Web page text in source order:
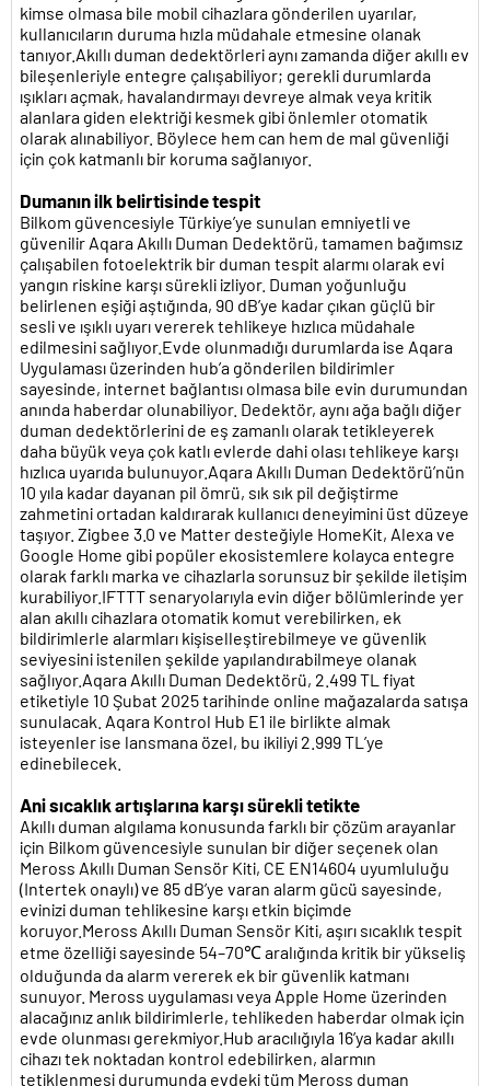
kimse olmasa bile mobil cihazlara gönderilen uyarılar,
kullanıcıların duruma hızla müdahale etmesine olanak
tanıyor.Akıllı duman dedektörleri aynı zamanda diğer akıllı ev
bileşenleriyle entegre çalışabiliyor; gerekli durumlarda
ışıkları açmak, havalandırmayı devreye almak veya kritik
alanlara giden elektriği kesmek gibi önlemler otomatik
olarak alınabiliyor. Böylece hem can hem de mal güvenliği
için çok katmanlı bir koruma sağlanıyor.
Dumanın ilk belirtisinde tespit
Bilkom güvencesiyle Türkiye’ye sunulan emniyetli ve
güvenilir Aqara Akıllı Duman Dedektörü, tamamen bağımsız
çalışabilen fotoelektrik bir duman tespit alarmı olarak evi
yangın riskine karşı sürekli izliyor. Duman yoğunluğu
belirlenen eşiği aştığında, 90 dB’ye kadar çıkan güçlü bir
sesli ve ışıklı uyarı vererek tehlikeye hızlıca müdahale
edilmesini sağlıyor.Evde olunmadığı durumlarda ise Aqara
Uygulaması üzerinden hub’a gönderilen bildirimler
sayesinde, internet bağlantısı olmasa bile evin durumundan
anında haberdar olunabiliyor. Dedektör, aynı ağa bağlı diğer
duman dedektörlerini de eş zamanlı olarak tetikleyerek
daha büyük veya çok katlı evlerde dahi olası tehlikeye karşı
hızlıca uyarıda bulunuyor.Aqara Akıllı Duman Dedektörü’nün
10 yıla kadar dayanan pil ömrü, sık sık pil değiştirme
zahmetini ortadan kaldırarak kullanıcı deneyimini üst düzeye
taşıyor. Zigbee 3.0 ve Matter desteğiyle HomeKit, Alexa ve
Google Home gibi popüler ekosistemlere kolayca entegre
olarak farklı marka ve cihazlarla sorunsuz bir şekilde iletişim
kurabiliyor.IFTTT senaryolarıyla evin diğer bölümlerinde yer
alan akıllı cihazlara otomatik komut verebilirken, ek
bildirimlerle alarmları kişiselleştirebilmeye ve güvenlik
seviyesini istenilen şekilde yapılandırabilmeye olanak
sağlıyor.Aqara Akıllı Duman Dedektörü, 2.499 TL fiyat
etiketiyle 10 Şubat 2025 tarihinde online mağazalarda satışa
sunulacak. Aqara Kontrol Hub E1 ile birlikte almak
isteyenler ise lansmana özel, bu ikiliyi 2.999 TL’ye
edinebilecek.
Ani sıcaklık artışlarına karşı sürekli tetikte
Akıllı duman algılama konusunda farklı bir çözüm arayanlar
için Bilkom güvencesiyle sunulan bir diğer seçenek olan
Meross Akıllı Duman Sensör Kiti, CE EN14604 uyumluluğu
(Intertek onaylı) ve 85 dB’ye varan alarm gücü sayesinde,
evinizi duman tehlikesine karşı etkin biçimde
koruyor.Meross Akıllı Duman Sensör Kiti, aşırı sıcaklık tespit
etme özelliği sayesinde 54–70℃ aralığında kritik bir yükseliş
olduğunda da alarm vererek ek bir güvenlik katmanı
sunuyor. Meross uygulaması veya Apple Home üzerinden
alacağınız anlık bildirimlerle, tehlikeden haberdar olmak için
evde olunması gerekmiyor.Hub aracılığıyla 16’ya kadar akıllı
cihazı tek noktadan kontrol edebilirken, alarmın
tetiklenmesi durumunda evdeki tüm Meross duman